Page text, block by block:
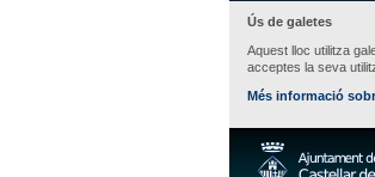
Ús de galetes
Aquest lloc utilitza
acceptes la seva
Més informació